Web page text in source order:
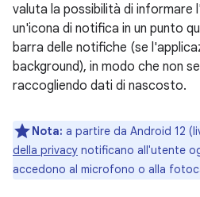
valuta la possibilità di informare
un'icona di notifica in un punto
barra delle notifiche (se
background), in modo che non
raccogliendo dati di nascosto.
Nota: a partire da Android 12
della privacy notificano all'utente
accedono al microfono o alla